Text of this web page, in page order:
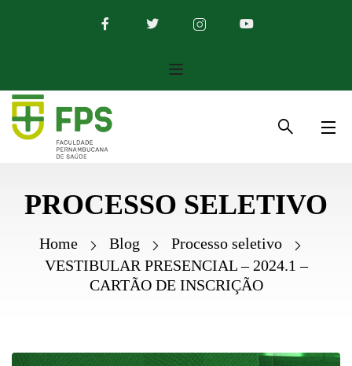
PROCESSO SELETIVO
Home Blog
Processo seletivo
VESTIBULAR PRESENCIAL – 2024.1 –
CARTÃO DE INSCRIÇÃO